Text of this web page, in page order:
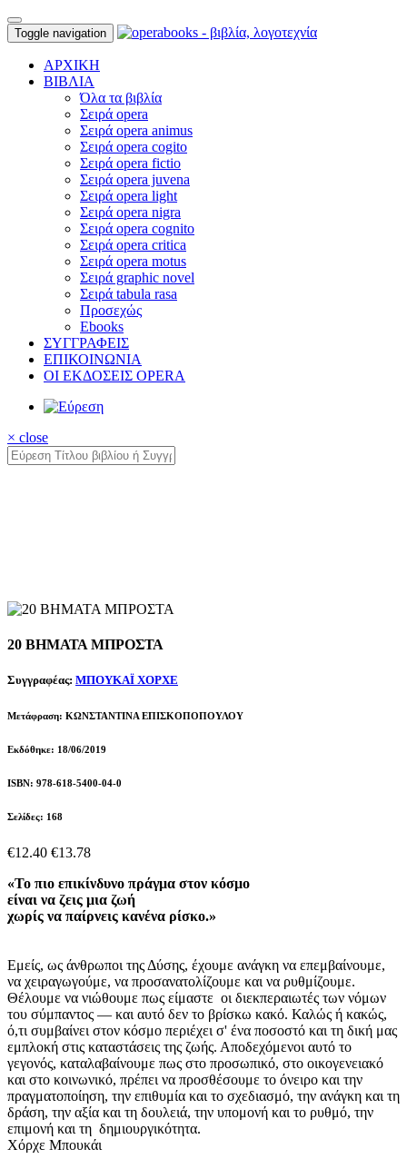
Toggle navigation
ΑΡΧΙΚΗ
ΒΙΒΛΙΑ
Όλα τα βιβλία
Σειρά opera
Σειρά opera animus
Σειρά opera cogito
Σειρά opera fictio
Σειρά opera juvena
Σειρά opera light
Σειρά opera nigra
Σειρά opera cognito
Σειρά opera critica
Σειρά opera motus
Σειρά graphic novel
Σειρά tabula rasa
Προσεχώς
Ebooks
ΣΥΓΓΡΑΦΕΙΣ
ΕΠΙΚΟΙΝΩΝΙΑ
ΟΙ ΕΚΔΟΣΕΙΣ OPERA
× close
20 ΒΗΜΑΤΑ ΜΠΡΟΣΤΑ
Συγγραφέας: ΜΠΟΥΚΑΪ ΧΟΡΧΕ
Μετάφραση: ΚΩΝΣΤΑΝΤΙΝΑ ΕΠΙΣΚΟΠΟΠΟΥΛΟΥ
Εκδόθηκε: 18/06/2019
ISBN: 978-618-5400-04-0
Σελίδες: 168
€12.40 €13.78
«Το πιο επικίνδυνο πράγμα στον κόσμο
είναι να ζεις μια ζωή
χωρίς να παίρνεις κανένα ρίσκο.»
Εμείς, ως άνθρωποι της Δύσης, έχουμε ανάγκη να επεμβαίνουμε,
να χειραγωγούμε, να προσανατολίζουμε και να ρυθμίζουμε.
Θέλουμε να νιώθουμε πως είμαστε οι διεκπεραιωτές των νόμων
του σύμπαντος — και αυτό δεν το βρίσκω κακό. Καλώς ή κακώς,
ό,τι συμβαίνει στον κόσμο περιέχει σ' ένα ποσοστό και τη δική μας
εμπλοκή στις καταστάσεις της ζωής. Αποδεχόμενοι αυτό το
γεγονός, καταλαβαίνουμε πως στο προσωπικό, στο οικογενειακό
και στο κοινωνικό, πρέπει να προσθέσουμε το όνειρο και την
πραγματοποίηση, την επιθυμία και το σχεδιασμό, την ανάγκη και τη
δράση, την αξία και τη δουλειά, την υπομονή και το ρυθμό, την
επιμονή και τη δημιουργικότητα.
Χόρχε Μπουκάι